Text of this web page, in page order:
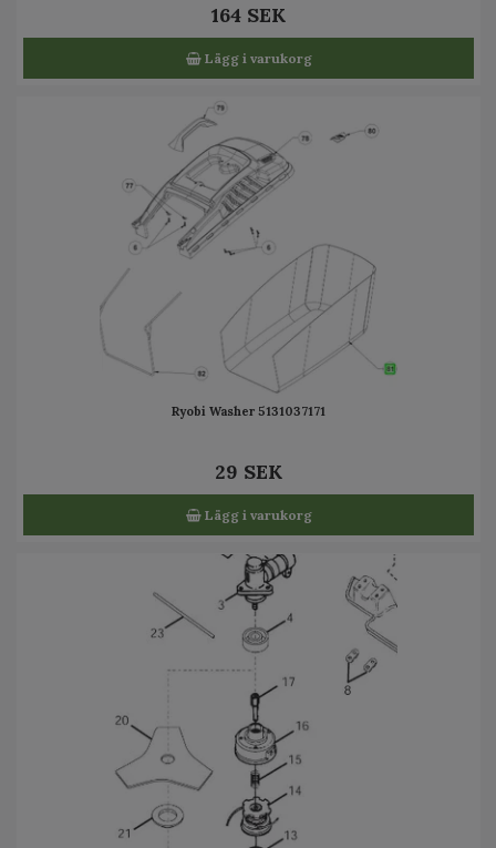
164 SEK
Lägg i varukorg
Ryobi Washer 5131037171
29 SEK
Lägg i varukorg